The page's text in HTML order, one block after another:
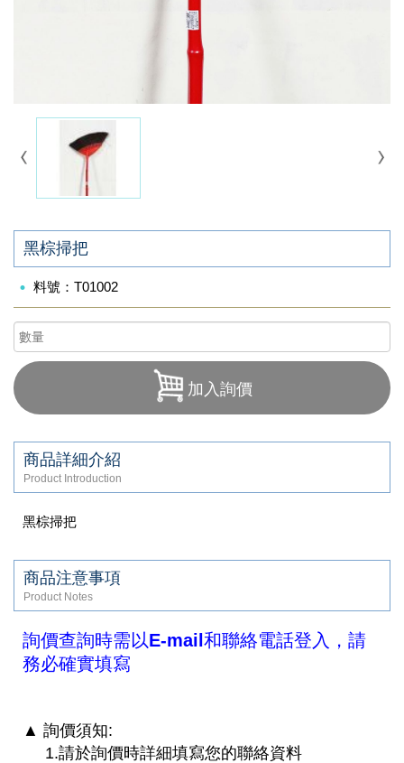
黑棕掃把
料號：T01002
加入詢價
商品詳細介紹
Product Introduction
黑棕掃把
商品注意事項
Product Notes
詢價查詢時需以E-mail和聯絡電話登入，請
務必確實填寫
▲ 詢價須知:
1.請於詢價時詳細填寫您的聯絡資料